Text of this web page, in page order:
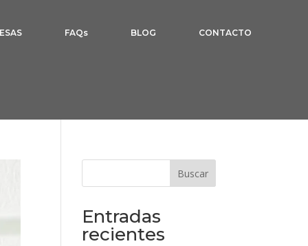
FAQs BLOG CONTACTO
Buscar
Entradas
recientes